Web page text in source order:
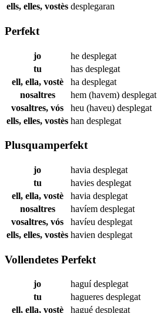
ells, elles, vostès desplegaran
Perfekt
jo he desplegat
tu
has desplegat
ell, ella, vostè
ha desplegat
nosaltres
hem (havem) desplegat
vosaltres, vós
heu (haveu) desplegat
ells, elles, vostès han desplegat
Plusquamperfekt
jo havia desplegat
tu
havies desplegat
ell, ella, vostè
havia desplegat
nosaltres
havíem desplegat
vosaltres, vós
havíeu desplegat
ells, elles, vostès havien desplegat
Vollendetes Perfekt
jo haguídesplegat
tu
hagueres desplegat
ell, ella, vostè
hagué desplegat